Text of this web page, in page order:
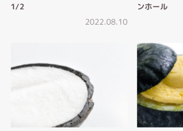
1/2
2022.08.10
ンホール